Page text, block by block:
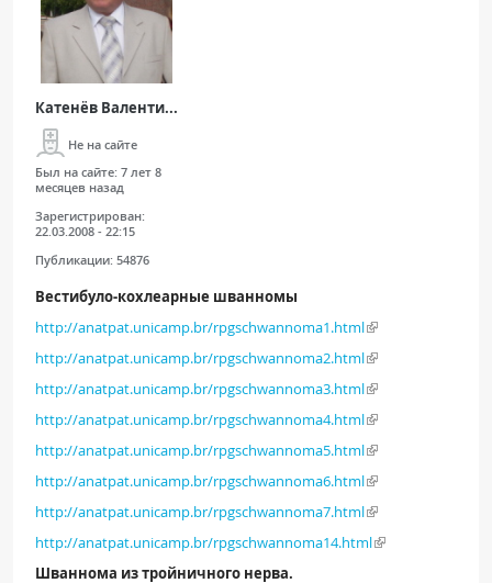
Катенёв Валенти...
Не на сайте
Был на сайте: 7 лет 8
месяцев назад
Зарегистрирован:
22.03.2008 - 22:15
Публикации: 54876
Вестибуло-кохлеарные шванномы
http://anatpat.unicamp.br/rpgschwannoma1.html
http://anatpat.unicamp.br/rpgschwannoma2.html
http://anatpat.unicamp.br/rpgschwannoma3.html
http://anatpat.unicamp.br/rpgschwannoma4.html
http://anatpat.unicamp.br/rpgschwannoma5.html
http://anatpat.unicamp.br/rpgschwannoma6.html
http://anatpat.unicamp.br/rpgschwannoma7.html
http://anatpat.unicamp.br/rpgschwannoma14.html
Шваннома из тройничного нерва.